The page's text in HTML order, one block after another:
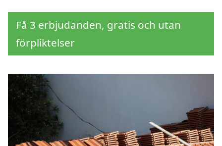
Få 3 erbjudanden, gratis och utan
förpliktelser